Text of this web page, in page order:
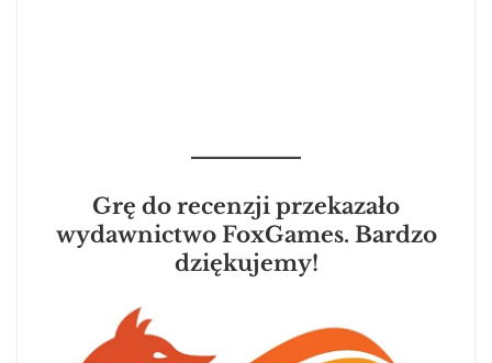
Grę do recenzji przekazało
wydawnictwo FoxGames. Bardzo
dziękujemy!